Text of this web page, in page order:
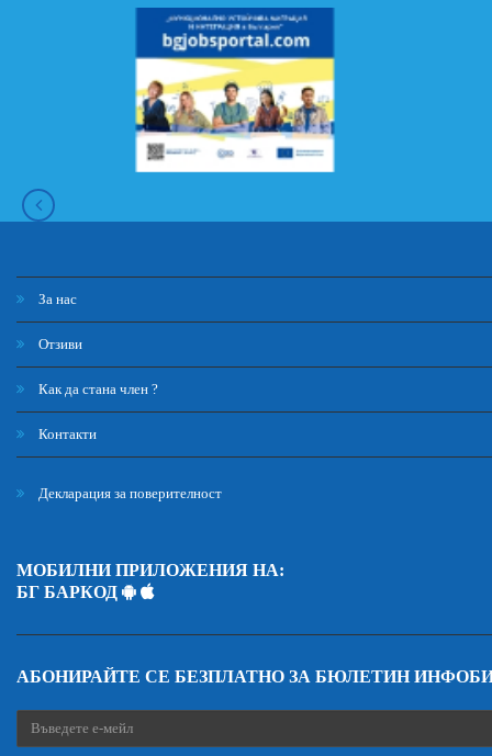
За нас
Отзиви
Как да стана член ?
Контакти
Декларация за поверителност
МОБИЛНИ ПРИЛОЖЕНИЯ НА:
БГ БАРКОД
АБОНИРАЙТЕ СЕ БЕЗПЛАТНО ЗА БЮЛЕТИН